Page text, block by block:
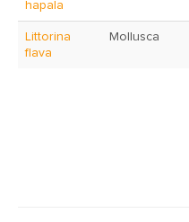
hapala
Littorina
flava
Mollusca